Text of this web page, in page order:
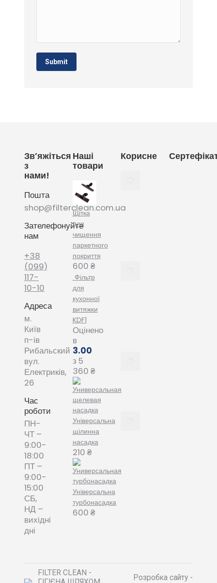
Submit
Зв’яжіться
з
нами!
Пошта
shop@filterclean.com.ua
Зателефонуйте
нам
+38
(099)
117-
10-10
Адреса
м.
Київ
п-ів
Рибальский
вул.
Електриків,
26
Час
роботи
ПН-
ЧТ –
9:00-
18:00
ПТ –
9:00-
15:00
СБ,
НД –
вихідні
дні
Наші
товари
Щітка
для
чищення
паркетного
покриття
600 ₴
Фільтр
для
кухонної
витяжки
KDF1
Оцінено
в
3.00
з 5
360 ₴
Універсальна
щілинна
насадка
210 ₴
Універсальна
турбонасадка
600 ₴
Корисне
FILTER CLEAN -
Розробка сайту -